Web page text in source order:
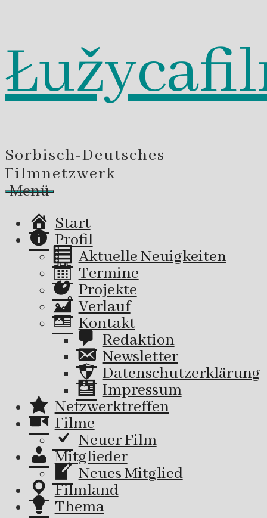
Zum
Inhalt
springen
Sorbisch-Deutsches
Filmnetzwerk
Menü
Start
Profil
Aktuelle Neuigkeiten
Termine
Projekte
Verlauf
Kontakt
Redaktion
Newsletter
Datenschutzerklärung
Impressum
Netzwerktreffen
Filme
Neuer Film
Mitglieder
Neues Mitglied
Filmland
Thema